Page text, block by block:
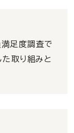
足度調査で
取り組みと